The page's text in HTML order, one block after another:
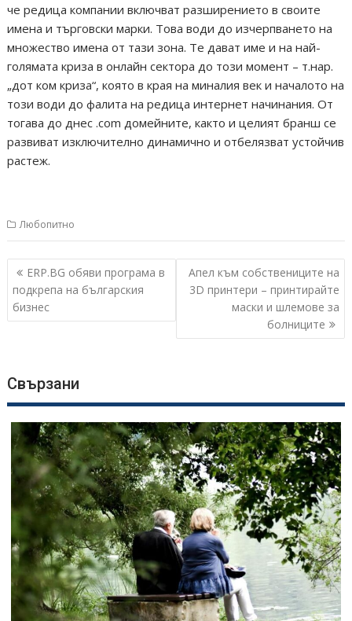
че редица компании включват разширението в своите
имена и търговски марки. Това води до изчерпването на
множество имена от тази зона. Те дават име и на най-
голямата криза в онлайн сектора до този момент – т.нар.
„дот ком криза“, която в края на миналия век и началото на
този води до фалита на редица интернет начинания. От
тогава до днес .com домейните, както и целият бранш се
развиват изключително динамично и отбелязват устойчив
растеж.
Любопитно
Навигация
ERP.BG обяви програма в
подкрепа на българския
бизнес
Апел към собствениците на
3D принтери – принтирайте
маски и шлемове за
болниците
Свързани